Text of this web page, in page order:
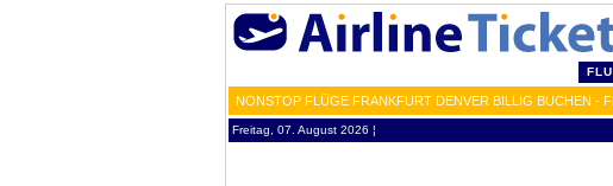
NONSTOP FLÜGE FRANKFURT DENVER BILLIG BUCHEN -
Freitag, 07. August 2026 ¦